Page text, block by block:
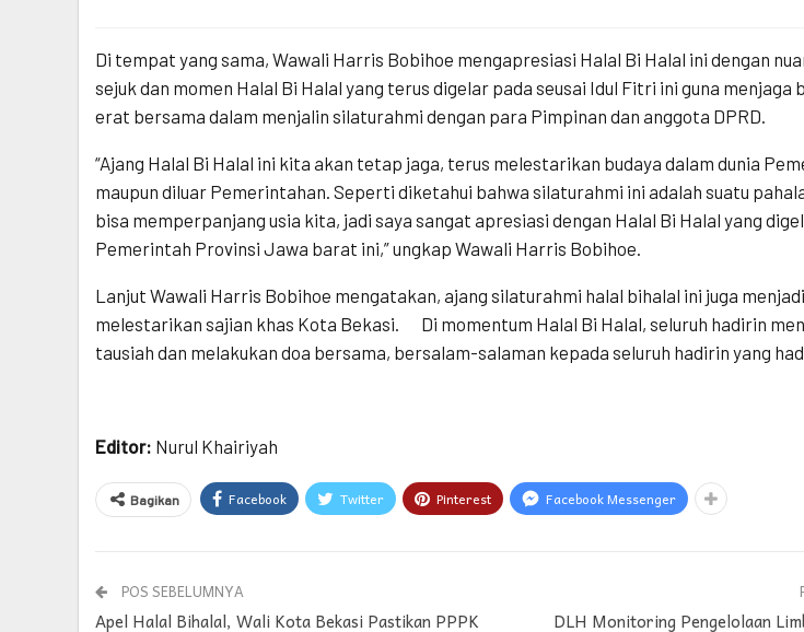
Di tempat yang sama, Wawali Harris Bobihoe mengapresiasi Halal Bi Halal ini dengan
sejuk dan momen Halal Bi Halal yang terus digelar pada seusai Idul Fitri ini guna menjaga
erat bersama dalam menjalin silaturahmi dengan para Pimpinan dan anggota DPRD.
“Ajang Halal Bi Halal ini kita akan tetap jaga, terus melestarikan budaya dalam dunia
maupun diluar Pemerintahan. Seperti diketahui bahwa silaturahmi ini adalah suatu
bisa memperpanjang usia kita, jadi saya sangat apresiasi dengan Halal Bi Halal yang
Pemerintah Provinsi Jawa barat ini,” ungkap Wawali Harris Bobihoe.
Lanjut Wawali Harris Bobihoe mengatakan, ajang silaturahmi halal bihalal ini juga
melestarikan sajian khas Kota Bekasi. Di momentum Halal Bi Halal, seluruh hadirin
tausiah dan melakukan doa bersama, bersalam-salaman kepada seluruh hadirin yang
Editor: Nurul Khairiyah
Bagikan Facebook Twitter Pinterest Facebook Messenger
POS SEBELUMNYA
Apel Halal Bihalal, Wali Kota Bekasi Pastikan PPPK
DLH Monitoring Pengelolaan